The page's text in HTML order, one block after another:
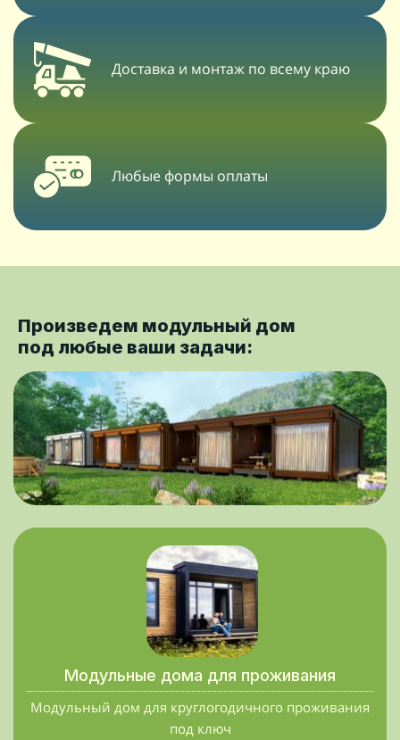
Доставка и монтаж по всему краю
Любые формы оплаты
Произведем модульный дом
под любые ваши задачи:
Модульные дома для проживания
Модульный дом для круглогодичного проживания
под ключ